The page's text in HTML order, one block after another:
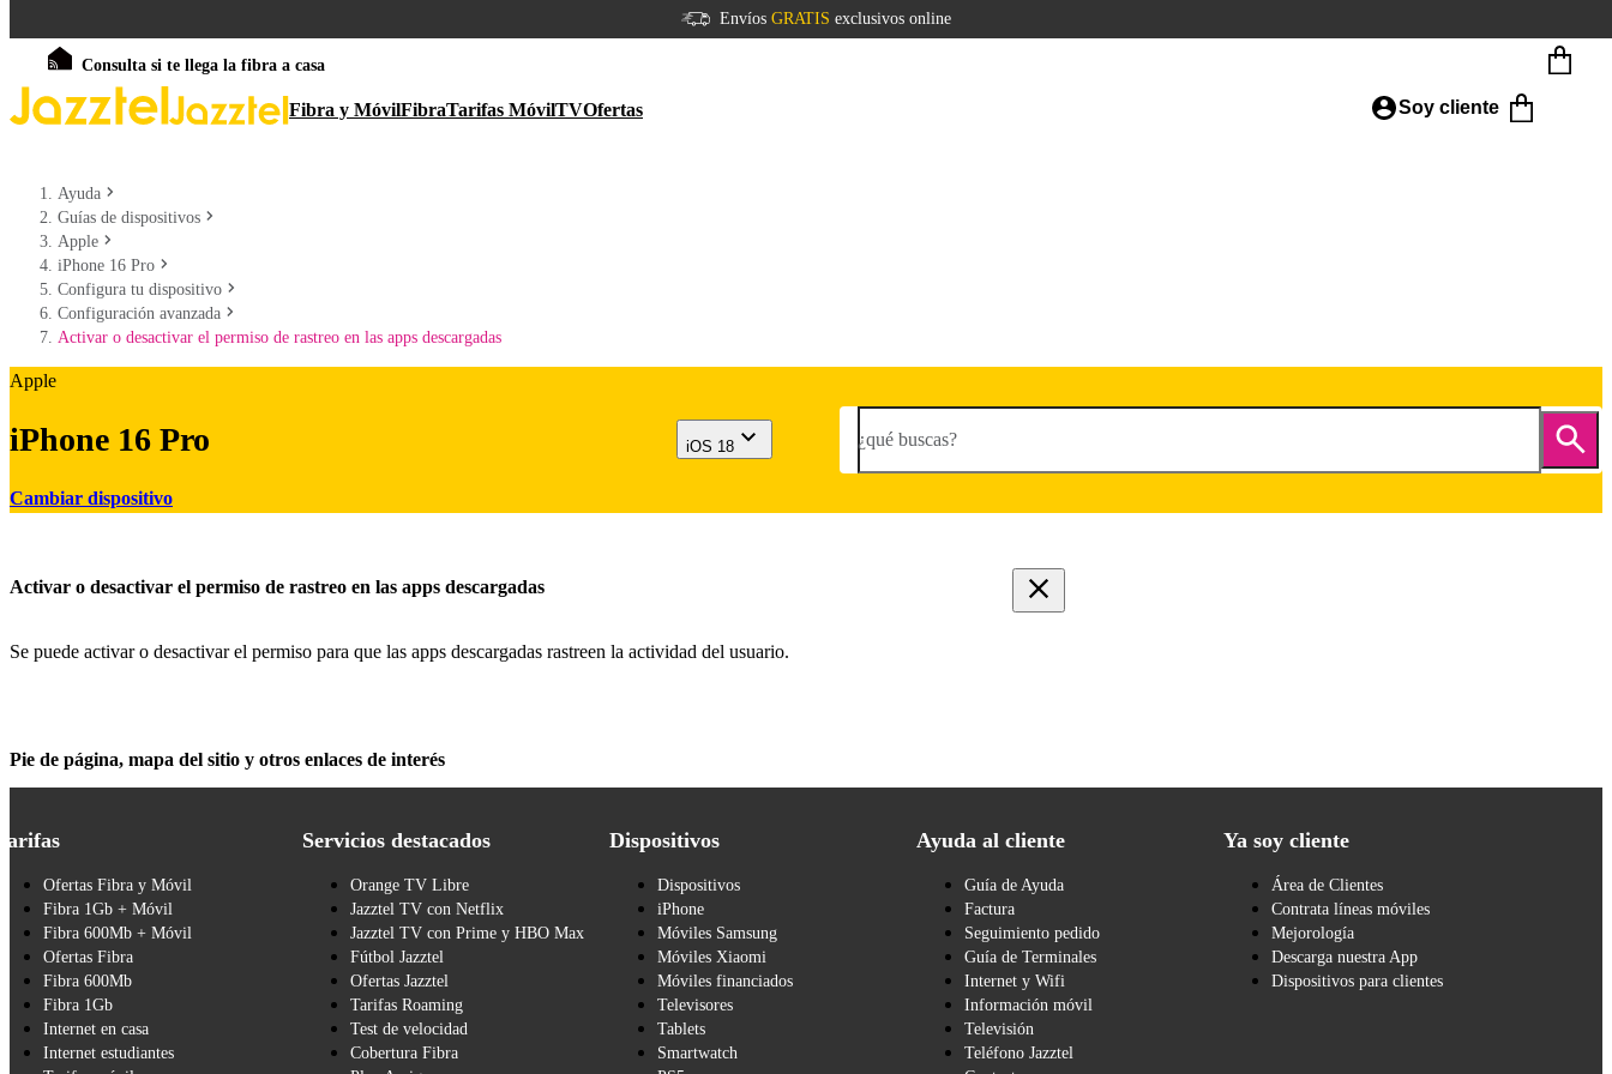
Envíos GRATIS exclusivos online
Consulta si te llega la fibra a casa
Fibra y MóvilFibraTarifas MóvilTVOfertas Soy cliente
Ayuda
Guías de dispositivos
Apple
iPhone 16 Pro
Configura tu dispositivo
Configuración avanzada
Activar o desactivar el permiso de rastreo en las apps descargadas
Apple
iPhone 16 Pro
Cambiar dispositivo
iOS 18 ¿qué buscas?
Activar o desactivar el permiso de rastreo en las apps descargadas
Se puede activar o desactivar el permiso para que las apps descargadas rastreen la actividad del usuario.
Pie de página, mapa del sitio y otros enlaces de interés
Ofertas Fibra y Móvil
Fibra 1Gb + Móvil
Fibra 600Mb + Móvil
Ofertas Fibra
Fibra 600Mb
Fibra 1Gb
Internet en casa
Internet estudiantes
Servicios destacados
Orange TV Libre
Jazztel TV con Netflix
Jazztel TV con Prime y HBO Max
Fútbol Jazztel
Ofertas Jazztel
Tarifas Roaming
Test de velocidad
Cobertura Fibra
Dispositivos
Dispositivos
iPhone
Móviles Samsung
Móviles Xiaomi
Móviles financiados
Televisores
Tablets
Smartwatch
Ayuda al cliente
Guía de Ayuda
Factura
Seguimiento pedido
Guía de Terminales
Internet y Wifi
Información móvil
Televisión
Teléfono Jazztel
Ya soy cliente
Área de Clientes
Contrata líneas móviles
Mejorología
Descarga nuestra App
Dispositivos para clientes